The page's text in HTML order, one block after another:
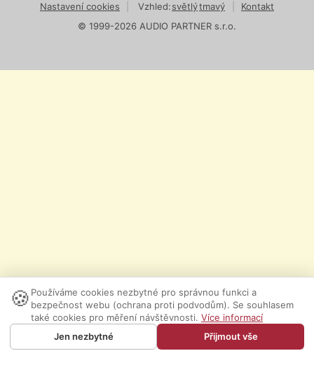
Nastavení cookies Vzhled:světlýtmavý
Kontakt
© 1999-2026 AUDIO PARTNER s.r.o.
🍪 Používáme cookies nezbytné pro správnou funkci a
bezpečnost webu (ochrana proti podvodům). Se souhlasem
také cookies pro měření návštěvnosti. Více informací
Jen nezbytné
Přijmout vše